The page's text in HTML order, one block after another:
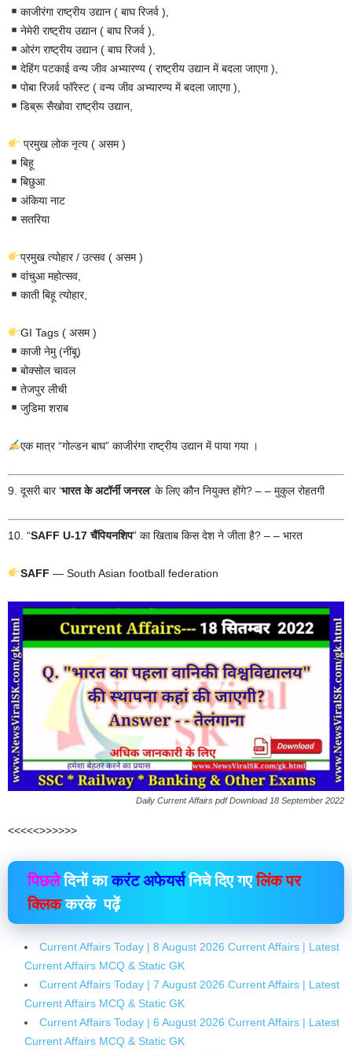
काजीरंगा राष्ट्रीय उद्यान ( बाघ रिजर्व ),
नेमेरी राष्ट्रीय उद्यान ( बाघ रिजर्व ),
ओरंग राष्ट्रीय उद्यान ( बाघ रिजर्व ),
देहिंग पटकाई वन्य जीव अभ्यारण्य ( राष्ट्रीय उद्यान में बदला जाएगा ),
पोबा रिजर्व फॉरेस्ट ( वन्य जीव अभ्यारण्य में बदला जाएगा ),
डिब्रू सैखोवा राष्ट्रीय उद्यान,
प्रमुख लोक नृत्य ( असम )
बिहू
बिछुआ
अंकिया नाट
सतरिया
प्रमुख त्योहार / उत्सव ( असम )
वांचुआ महोत्सव,
काती बिहू त्योहार,
GI Tags ( असम )
काजी नेमु (नींबू)
बोक्सोल चावल
तेजपुर लीची
जुडिमा शराब
एक मात्र “गोल्डन बाघ” काजीरंगा राष्ट्रीय उद्यान में पाया गया ।
9. दूसरी बार ‘भारत के अटॉर्नी जनरल‘ के लिए कौन नियुक्त होंगे? – – मुकुल रोहतगी
10. “SAFF U-17 चैंपियनशिप” का खिताब किस देश ने जीता है? – – भारत
SAFF — South Asian football federation
Daily Current Affairs pdf Download 18 September 2022
<<<<<>>>>>>
पिछलेदिनों काकरंट अफेयर्सनिचे दिए गएलिंक पर
क्लिककरके पढ़ें
Current Affairs Today | 8 August 2026 Current Affairs | Latest
Current Affairs MCQ & Static GK
Current Affairs Today | 7 August 2026 Current Affairs | Latest
Current Affairs MCQ & Static GK
Current Affairs Today | 6 August 2026 Current Affairs | Latest
Current Affairs MCQ & Static GK